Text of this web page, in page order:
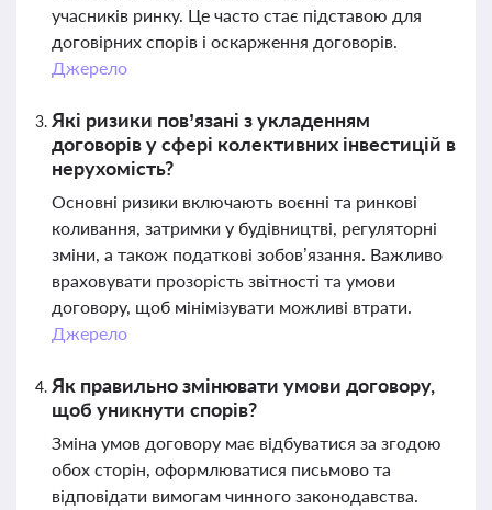
учасників ринку. Це часто стає підставою для
договірних спорів і оскарження договорів.
Джерело
Які ризики пов’язані з укладенням
договорів у сфері колективних інвестицій в
нерухомість?
Основні ризики включають воєнні та ринкові
коливання, затримки у будівництві, регуляторні
зміни, а також податкові зобов’язання. Важливо
враховувати прозорість звітності та умови
договору, щоб мінімізувати можливі втрати.
Джерело
Як правильно змінювати умови договору,
щоб уникнути спорів?
Зміна умов договору має відбуватися за згодою
обох сторін, оформлюватися письмово та
відповідати вимогам чинного законодавства.